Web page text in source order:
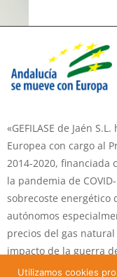
«GEFILASE de Jaén
Europea con cargo al
2014-2020, financiada
la pandemia de
sobrecoste energético
autónomos
precios del gas
impacto de la guerra
Utilizamos cookies